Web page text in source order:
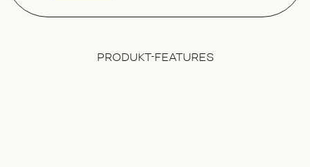
PRODUKT-FEATURES